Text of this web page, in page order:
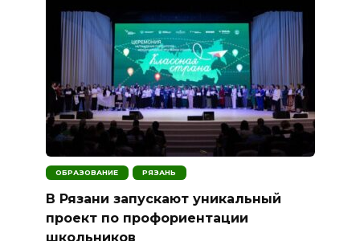
ОБРАЗОВАНИЕ РЯЗАНЬ
В Рязани запускают уникальный
проект по профориентации
школьников